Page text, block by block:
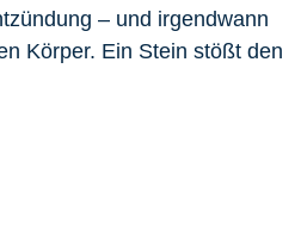
– und irgendwann
Körper. Ein Stein stößt den